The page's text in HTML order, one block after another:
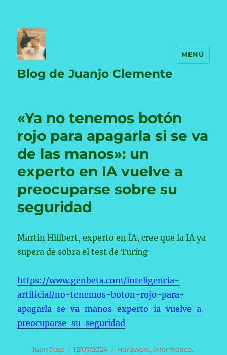
Blog de Juanjo Clemente
MENÚ
«Ya no tenemos botón
rojo para apagarla si se va
de las manos»: un
experto en IA vuelve a
preocuparse sobre su
seguridad
Martin Hillbert, experto en IA, cree que la IA ya
supera de sobra el test de Turing
https://www.genbeta.com/inteligencia-
artificial/no-tenemos-boton-rojo-para-
apagarla-se-va-manos-experto-ia-vuelve-a-
preocuparse-su-seguridad
Autor
Juan José
Publicado
15/07/2024 Categorías
Hardware, Informática,